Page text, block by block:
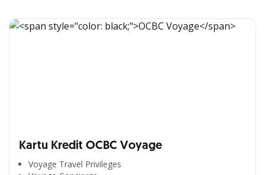
Kartu Kredit OCBC Voyage
Voyage Travel Privileges